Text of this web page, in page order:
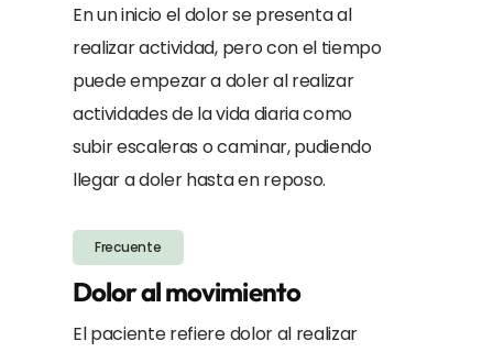
En un inicio el dolor se presenta al
realizar actividad, pero con el tiempo
puede empezar a doler al realizar
actividades de la vida diaria como
subir escaleras o caminar, pudiendo
llegar a doler hasta en reposo.
Frecuente
Dolor al movimiento
El paciente refiere dolor al realizar